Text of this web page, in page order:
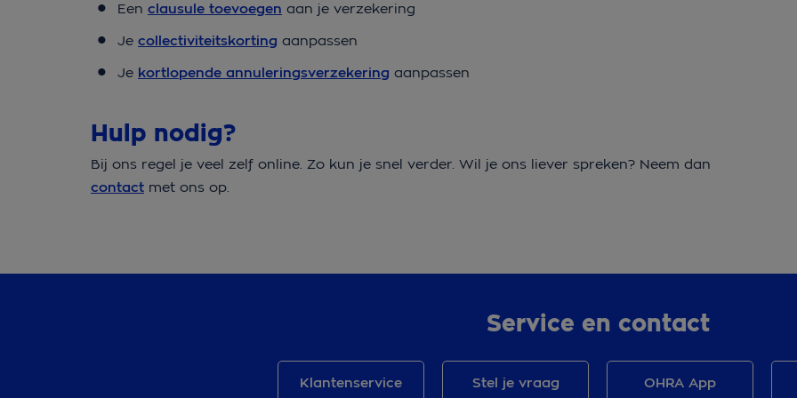
Een clausule toevoegen aan je verzekering
Je collectiviteitskorting aanpassen
Je kortlopende annuleringsverzekering aanpassen
Hulp nodig?
Bij ons regel je veel zelf online. Zo kun je snel verder. Wil je ons liever spreken? Neem dan
contact met ons op.
Service en contact
Klantenservice Stel je vraag OHRA App